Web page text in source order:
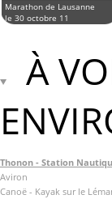
Marathon de Lausanne
le 30 octobre 11
À
Thonon - Station
Aviron
Canoë - Kayak sur le